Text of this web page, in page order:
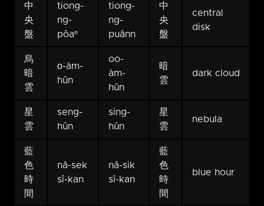
中
央
盤
tiong-
ng-
pôaⁿ
tiong-
ng-
puânn
中
央
盤
central
disk
烏
暗
雲
o͘-àm-
hûn
oo-
àm-
hûn
暗
雲
dark cloud
星
雲
seng-
hûn
sing-
hûn
星
雲
nebula
藍
色
時
間
nâ-sek
sî-kan
nâ-sik
sî-kan
藍
色
時
間
blue hour